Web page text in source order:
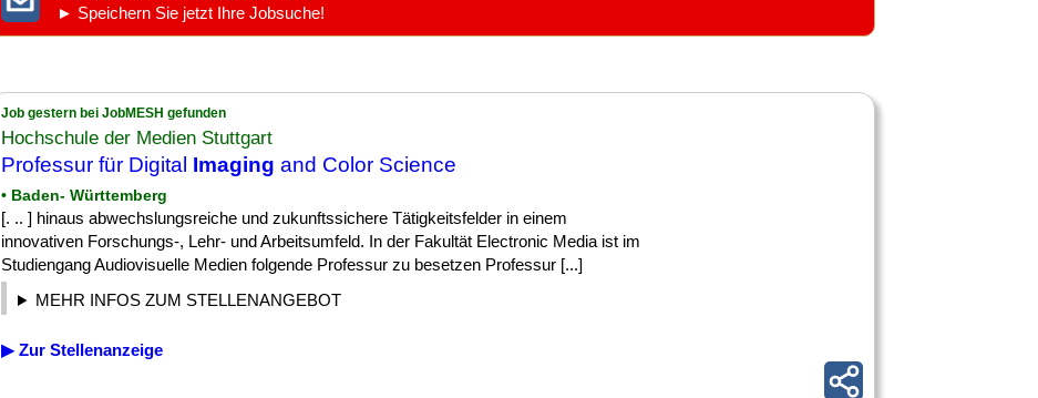
► Speichern Sie jetzt Ihre Jobsuche!
Job gestern bei JobMESH gefunden
Hochschule der Medien Stuttgart
Professur für Digital Imaging and Color Science
• Baden- Württemberg
[. .. ] hinaus abwechslungsreiche und zukunftssichere Tätigkeitsfelder in einem
innovativen Forschungs-, Lehr- und Arbeitsumfeld. In der Fakultät Electronic Media ist im
Studiengang Audiovisuelle Medien folgende Professur zu besetzen Professur [...]
MEHR INFOS ZUM STELLENANGEBOT
▶ Zur Stellenanzeige